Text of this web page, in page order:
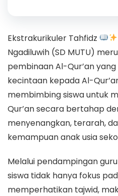
Ekstrakurikuler Tahfidz
Ngadiluwih (SD MUTU)
pembinaan Al-Qur’an
kecintaan kepada Al-
membimbing siswa untuk
Qur’an secara bertahap
menyenangkan, terarah,
kemampuan anak usia
Melalui pendampingan
siswa tidak hanya fokus
memperhatikan tajwid,